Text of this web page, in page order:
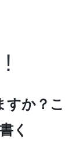
すか？こ
く